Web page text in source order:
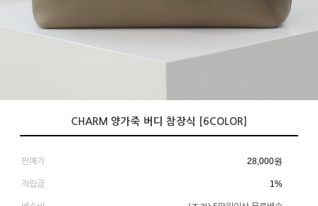
CHARM 양가죽 버디 참장식 [6COLOR]
판매가 28,000원
적립금 1%